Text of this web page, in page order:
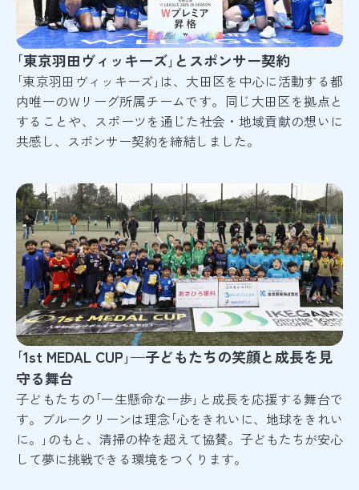
｢東京羽田ヴィッキーズ｣とスポンサー契約
｢東京羽田ヴィッキーズ｣は、大田区を中心に活動する都
内唯一のWリーグ所属チームです。同じ大田区を拠点と
することや、スポーツを通じた社会・地域貢献の想いに
共感し、スポンサー契約を締結しました。
｢1st MEDAL CUP｣—子どもたちの笑顔と成長を見
守る舞台
子どもたちの｢一生懸命な一歩｣と成長を応援する舞台で
す。ブルークリーンは理念｢心をきれいに、地球をきれい
に。｣のもと、清掃の枠を超えて協賛。子どもたちが安心
して夢に挑戦できる環境をつくります。